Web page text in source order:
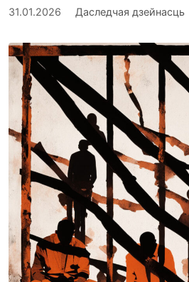
31.01.2026 Даследчая дзейнасць